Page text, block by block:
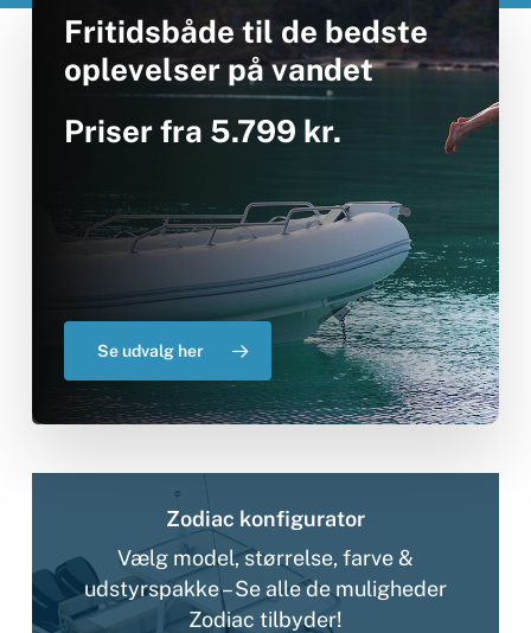
Fritidsbåde til de bedste
oplevelser på vandet
Priser fra 5.799 kr.
Se udvalg her
Zodiac konfigurator
Vælg model, størrelse, farve &
udstyrspakke – Se alle de muligheder
Zodiac tilbyder!